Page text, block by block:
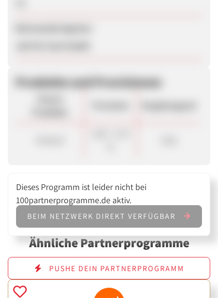
Produkte und Provisionen
Dieses Programm ist leider nicht bei
100partnerprogramme.de aktiv.
BEIM NETZWERK DIREKT VERFÜGBAR
Ähnliche Partnerprogramme
PUSHE DEIN PARTNERPROGRAMM